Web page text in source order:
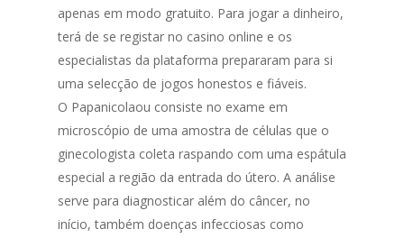
apenas em modo gratuito. Para jogar a dinheiro,
terá de se registar no casino online e os
especialistas da plataforma prepararam para si
uma selecção de jogos honestos e fiáveis.
O Papanicolaou consiste no exame em
microscópio de uma amostra de células que o
ginecologista coleta raspando com uma espátula
especial a região da entrada do útero. A análise
serve para diagnosticar além do câncer, no
início, também doenças infecciosas como